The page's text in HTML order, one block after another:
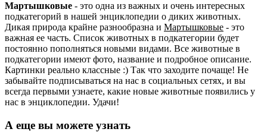
Мартышковые - это одна из важных и очень интересных
подкатегорий в нашей энциклопедии о диких животных.
Дикая природа крайне разнообразна и Мартышковые - это
важная ее часть. Список животных в подкатегории будет
постоянно пополняться новыми видами. Все животные в
подкатегории имеют фото, название и подробное описание.
Картинки реально классные :) Так что заходите почаще! Не
забывайте подписываться на нас в социальных сетях, и вы
всегда первыми узнаете, какие новые животные появились у
нас в энциклопедии. Удачи!
А еще вы можете узнать